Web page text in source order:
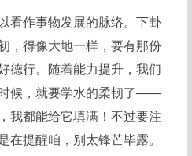
看作事物发展的脉络。下卦
，得像大地一样，要有那份
德行。随着能力提升，我们
候，就要学水的柔韧了——
我都能给它填满！不过要注
在提醒咱，别太锋芒毕露。